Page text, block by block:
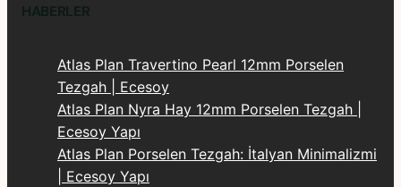
HABERLER
Atlas Plan Travertino Pearl 12mm Porselen
Tezgah | Ecesoy
Atlas Plan Nyra Hay 12mm Porselen Tezgah |
Ecesoy Yapı
Atlas Plan Porselen Tezgah: İtalyan Minimalizmi
| Ecesoy Yapı